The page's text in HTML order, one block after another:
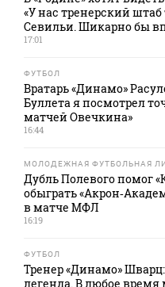
«У нас тренерский штаб
Севильи. Шикарно бы
17:01
ФУТБОЛ
Вратарь «Динамо»
Буллета я посмотрел
матчей Овечкина»
16:44
МОЛОДЕЖНАЯ ФУТБОЛЬНАЯ
Дубль Полевого помог
обыграть
в матче МФЛ
16:19
ФУТБОЛ
Тренер «Динамо»
легенда. В любое